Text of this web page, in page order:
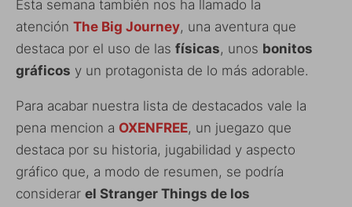
Esta semana también nos ha llamado la
atención The Big Journey, una aventura que
destaca por el uso de las físicas, unos bonitos
gráficos y un protagonista de lo más adorable.
Para acabar nuestra lista de destacados vale la
pena mencion a OXENFREE, un juegazo que
destaca por su historia, jugabilidad y aspecto
gráfico que, a modo de resumen, se podría
considerar el Stranger Things de los